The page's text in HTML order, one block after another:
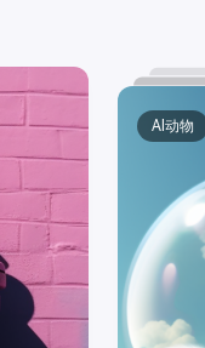
AI动物